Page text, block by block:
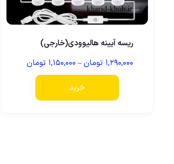
ریسه آیینه هالیوودی(خارجی)
۱,۲۹۰,۰۰۰ تومان– ۱,۱۵۰,۰۰۰ تومان
خرید